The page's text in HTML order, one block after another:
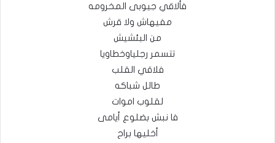
فألاقي جيوبى المخرومه
مفيهاش ولا قرش
من البئشيش
تتسمر رجلياوخطاويا
فلاقي القلب
طالل شباكه
لقلوب اموات
فا نبش بضلوع أيامى
أخليها براح